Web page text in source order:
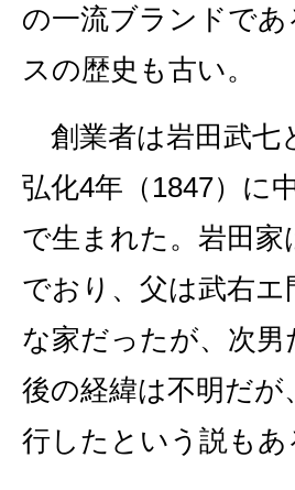
の一流ブランドで
スの歴史も古い。
創業者は岩田武七
弘化4年（1847）に
で生まれた。岩田家
でおり、父は武右
な家だったが、次
後の経緯は不明だ
行したという説もあ